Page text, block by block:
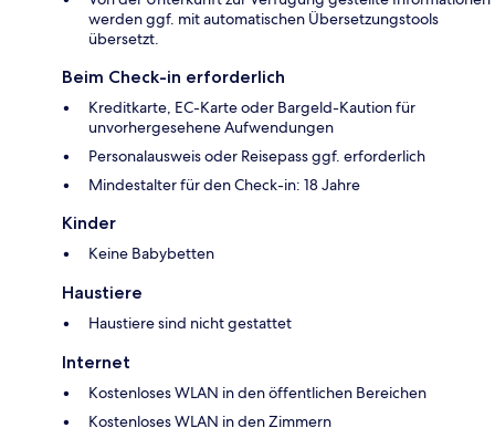
werden ggf. mit automatischen Übersetzungstools
übersetzt.
Beim Check-in erforderlich
Kreditkarte, EC-Karte oder Bargeld-Kaution für
unvorhergesehene Aufwendungen
Personalausweis oder Reisepass ggf. erforderlich
Mindestalter für den Check-in: 18 Jahre
Kinder
Keine Babybetten
Haustiere
Haustiere sind nicht gestattet
Internet
Kostenloses WLAN in den öffentlichen Bereichen
Kostenloses WLAN in den Zimmern